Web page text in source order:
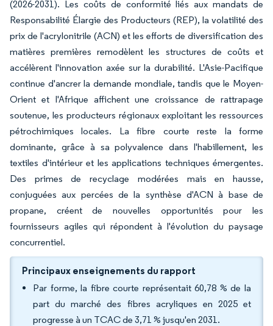
(2026-2031). Les coûts de conformité liés aux mandats de
Responsabilité Élargie des Producteurs (REP), la volatilité des
prix de l'acrylonitrile (ACN) et les efforts de diversification des
matières premières remodèlent les structures de coûts et
accélèrent l'innovation axée sur la durabilité. L'Asie-Pacifique
continue d'ancrer la demande mondiale, tandis que le Moyen-
Orient et l'Afrique affichent une croissance de rattrapage
soutenue, les producteurs régionaux exploitant les ressources
pétrochimiques locales. La fibre courte reste la forme
dominante, grâce à sa polyvalence dans l'habillement, les
textiles d'intérieur et les applications techniques émergentes.
Des primes de recyclage modérées mais en hausse,
conjuguées aux percées de la synthèse d'ACN à base de
propane, créent de nouvelles opportunités pour les
fournisseurs agiles qui répondent à l'évolution du paysage
concurrentiel.
Principaux enseignements du rapport
Par forme, la fibre courte représentait 60,78 % de la
part du marché des fibres acryliques en 2025 et
progresse à un TCAC de 3,71 % jusqu'en 2031.